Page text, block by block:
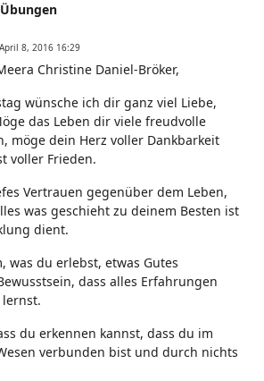
April 8, 2016 16:29
Christine Daniel-Bröker,
wünsche ich dir ganz viel Liebe,
das Leben dir viele freudvolle
möge dein Herz voller Dankbarkeit
voller Frieden.
Vertrauen gegenüber dem Leben,
was geschieht zu deinem Besten ist
dient.
was du erlebst, etwas Gutes
dass alles Erfahrungen
du erkennen kannst, dass du im
verbunden bist und durch nichts